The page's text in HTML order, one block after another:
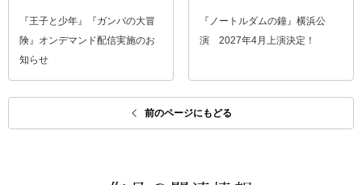
『王子と少年』『ガンバの大冒
険』オンデマンド配信実施のお
知らせ
『ノートルダムの鐘』横浜公
演 2027年4月上演決定！
前のページにもどる